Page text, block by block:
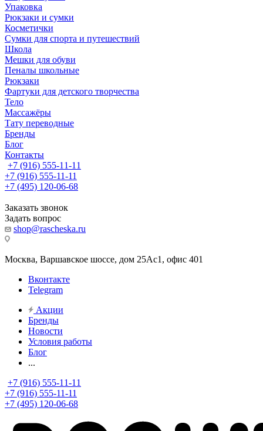
Упаковка
Рюкзаки и сумки
Косметички
Сумки для спорта и путешествий
Школа
Мешки для обуви
Пеналы школьные
Рюкзаки
Фартуки для детского творчества
Тело
Массажёры
Тату переводные
Бренды
Блог
Контакты
+7 (916) 555-11-11
+7 (916) 555-11-11
+7 (495) 120-06-68
Заказать звонок
Задать вопрос
shop@rascheska.ru
Москва, Варшавское шоссе, дом 25Аc1, офис 401
Вконтакте
Telegram
Акции
Бренды
Новости
Условия работы
Блог
...
+7 (916) 555-11-11
+7 (916) 555-11-11
+7 (495) 120-06-68